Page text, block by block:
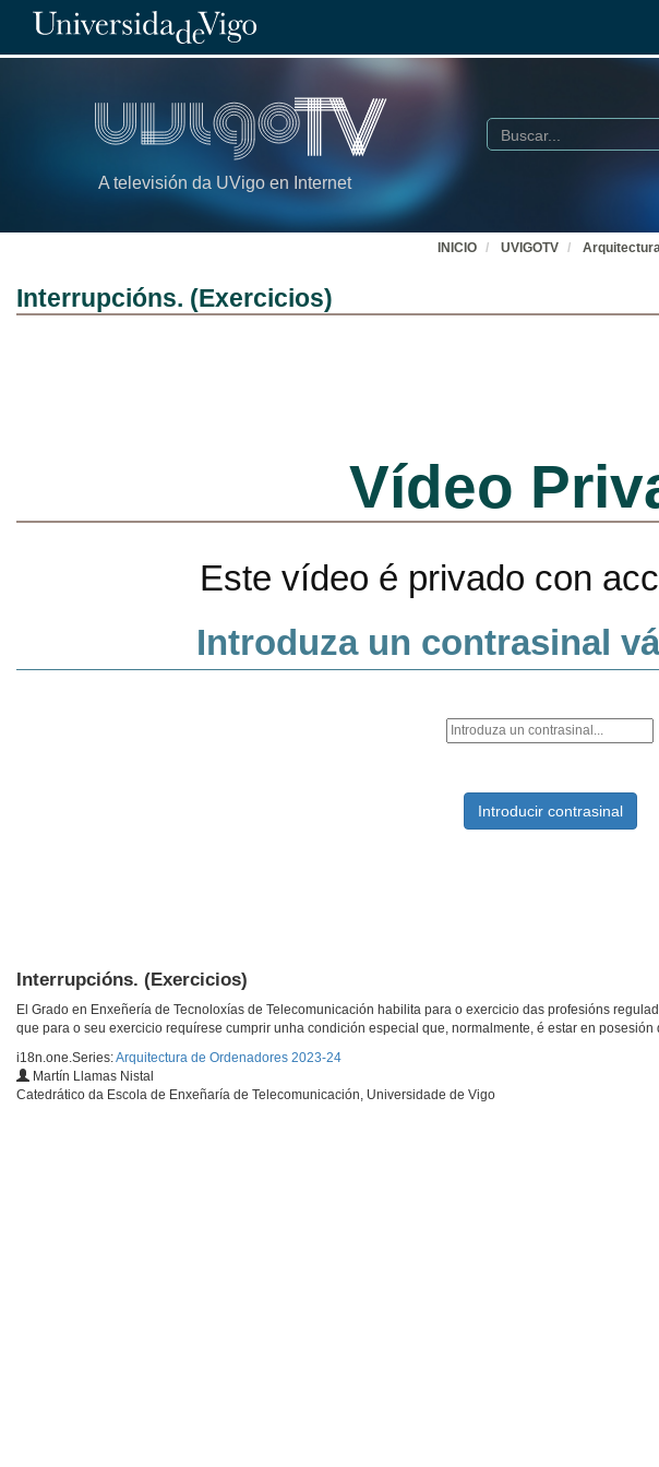
A televisión da UVigo en Internet
Buscar
INICIO UVIGOTV
Interrupcións. (Exercicios)
Interrupcións. (Exercicios)
El Grado en Enxeñería de Tecnoloxías de Telecomunicación habilita para o exercicio das profesións
que para o seu exercicio requírese cumprir unha condición especial que, normalmente, é estar en
i18n.one.Series:Arquitectura de Ordenadores 2023-24
Martín Llamas Nistal
Catedrático da Escola de Enxeñaría de Telecomunicación, Universidade de Vigo